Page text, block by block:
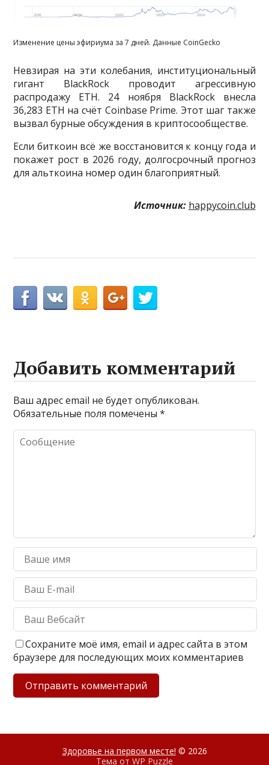
Изменение цены эфириума за 7 дней. Данные CoinGecko
Невзирая на эти колебания, институциональный
гигант BlackRock проводит агрессивную
распродажу ETH. 24 ноября BlackRock внесла
36,283 ETH на счёт Coinbase Prime. Этот шаг также
вызвал бурные обсуждения в криптосообществе.
Если биткоин всё же восстановится к концу года и
покажет рост в 2026 году, долгосрочный прогноз
для альткоина номер один благоприятный.
Источник: happycoin.club
Добавить комментарий
Ваш адрес email не будет опубликован.
Обязательные поля помечены*
Сохраните моё имя, email и адрес сайта в этом
браузере для последующих моих комментариев
Здоровье на первом месте! © 2026
Тема от WP Puzzle